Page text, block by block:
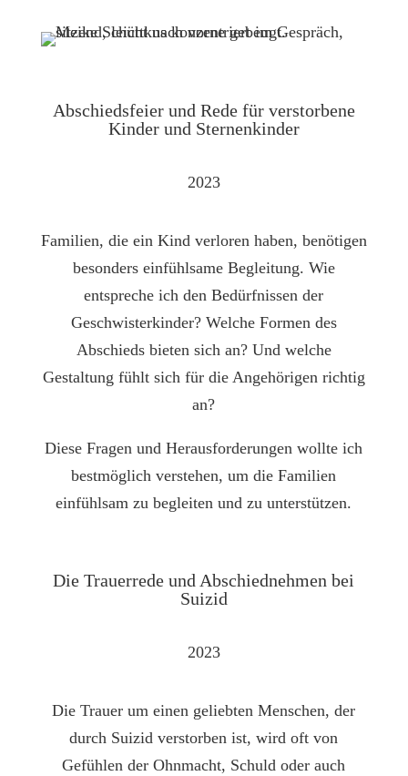
Abschieds­feier und Rede für ver­­­storbene
Kinder und Sternen­kinder
2023
Familien, die ein Kind verloren haben, benötigen
besonders einfühlsame Begleitung. Wie
entspreche ich den Bedürfnissen der
Geschwisterkinder? Welche Formen des
Abschieds bieten sich an? Und welche
Gestaltung fühlt sich für die Angehörigen richtig
an?
Diese Fragen und Herausforderungen wollte ich
bestmöglich verstehen, um die Familien
einfühlsam zu begleiten und zu unterstützen.
Die Trauer­­rede und Abschied­­nehmen bei
Suizid
2023
Die Trauer um einen geliebten Menschen, der
durch Suizid verstorben ist, wird oft von
Gefühlen der Ohnmacht, Schuld oder auch